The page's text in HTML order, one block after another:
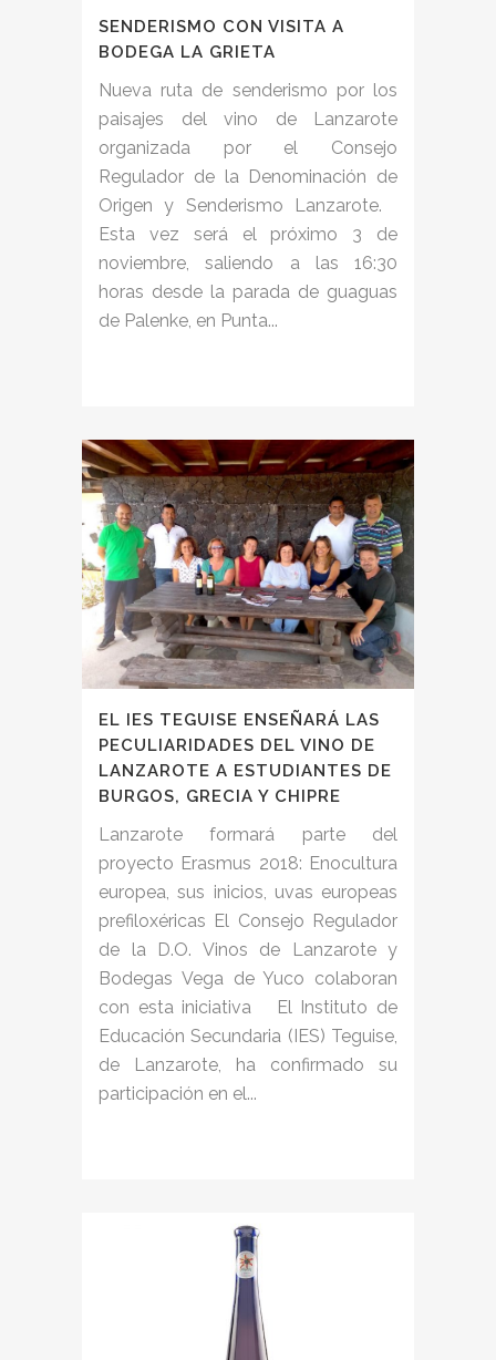
SENDERISMO CON VISITA A
BODEGA LA GRIETA
Nueva ruta de senderismo por los
paisajes del vino de Lanzarote
organizada por el Consejo
Regulador de la Denominación de
Origen y Senderismo Lanzarote.
Esta vez será el próximo 3 de
noviembre, saliendo a las 16:30
horas desde la parada de guaguas
de Palenke, en Punta...
EL IES TEGUISE ENSEÑARÁ LAS
PECULIARIDADES DEL VINO DE
LANZAROTE A ESTUDIANTES DE
BURGOS, GRECIA Y CHIPRE
Lanzarote formará parte del
proyecto Erasmus 2018: Enocultura
europea, sus inicios, uvas europeas
prefiloxéricas El Consejo Regulador
de la D.O. Vinos de Lanzarote y
Bodegas Vega de Yuco colaboran
con esta iniciativa El Instituto de
Educación Secundaria (IES) Teguise,
de Lanzarote, ha confirmado su
participación en el...